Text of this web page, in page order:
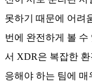
못하기 때문에 어려
번에 완전하게 볼
서 XDR은 복잡한
응해야 하는 팀에 매